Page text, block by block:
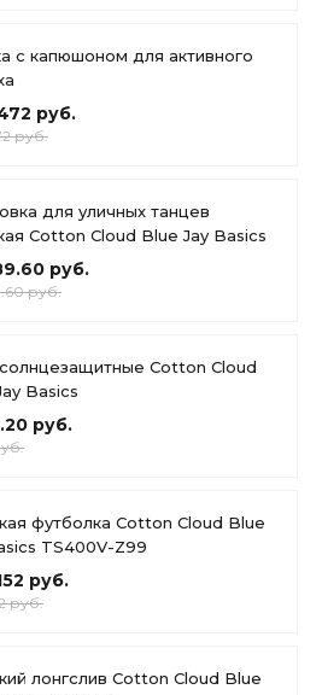
с капюшоном для активного
руб.
руб.
для уличных танцев
Cotton Cloud Blue Jay Basics
руб.
руб.
Cotton Cloud
Basics
руб.
футболка Cotton Cloud Blue
TS400V-Z99
руб.
руб.
лонгслив Cotton Cloud Blue